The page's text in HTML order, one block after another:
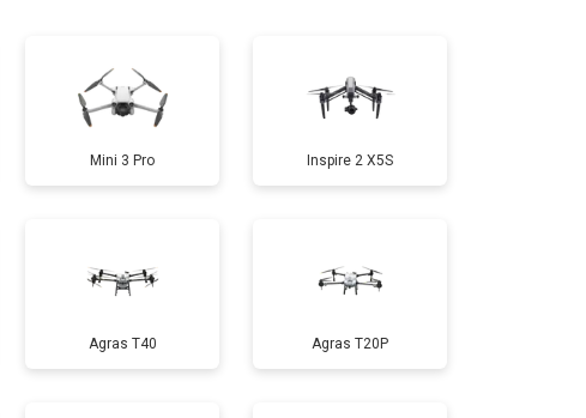
от 1600 ₽ Заказать
от 1000 ₽ Заказать
от 1800 ₽ Заказать
от 2800 ₽ Заказать
Mini 3 Pro Inspire 2 X5S
Agras T40 Agras T20P